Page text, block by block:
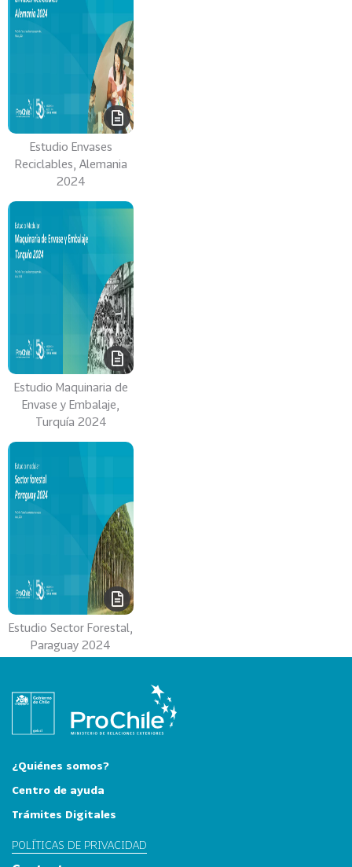
Estudio Envases
Reciclables, Alemania
2024
Estudio Maquinaria de
Envase y Embalaje,
Turquía 2024
Estudio Sector Forestal,
Paraguay 2024
¿Quiénes somos?
Centro de ayuda
Trámites Digitales
POLÍTICAS DE PRIVACIDAD